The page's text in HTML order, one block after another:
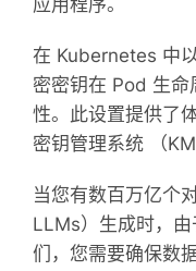
应用程序。
在 Kubernetes 中
密密钥在 Pod 生命
性。此设置提供了
密钥管理系统 （
当您有数百万亿个
LLMs）生成时，
们，您需要确保数